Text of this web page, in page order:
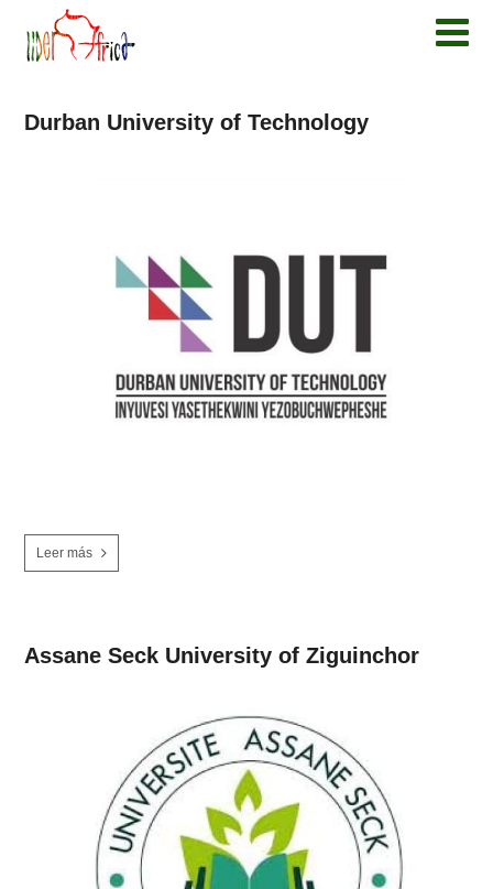
Durban University of Technology
Leer más
Assane Seck University of Ziguinchor